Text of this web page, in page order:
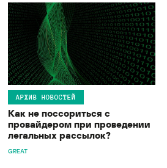
АРХИВ НОВОСТЕЙ
Как не поссориться с
провайдером при проведении
легальных рассылок?
GREAT